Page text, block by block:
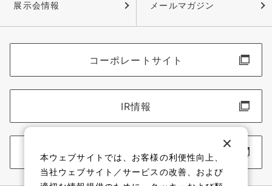
展示会情報 メールマガジン
コーポレートサイト
IR情報
採用情報
本ウェブサイトでは、お客様の利便性向上、
当社ウェブサイト／サービスの改善、および